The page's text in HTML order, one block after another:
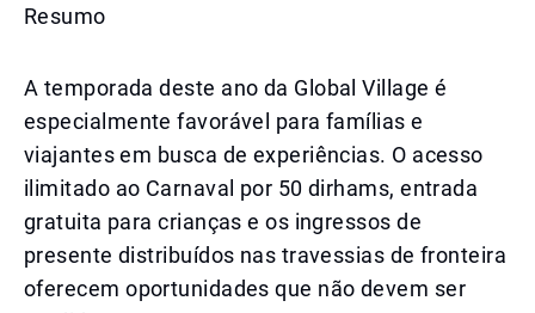
Resumo
A temporada deste ano da Global Village é
especialmente favorável para famílias e
viajantes em busca de experiências. O acesso
ilimitado ao Carnaval por 50 dirhams, entrada
gratuita para crianças e os ingressos de
presente distribuídos nas travessias de fronteira
oferecem oportunidades que não devem ser